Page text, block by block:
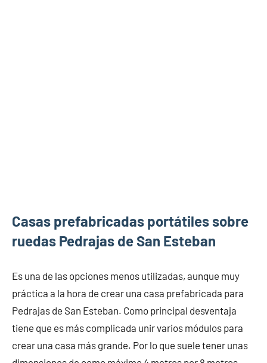
Casas prefabricadas portátiles sobre
ruedas Pedrajas de San Esteban
Es una de las opciones menos utilizadas, aunque muy
práctica a la hora de crear una casa prefabricada para
Pedrajas de San Esteban. Como principal desventaja
tiene que es más complicada unir varios módulos para
crear una casa más grande. Por lo que suele tener unas